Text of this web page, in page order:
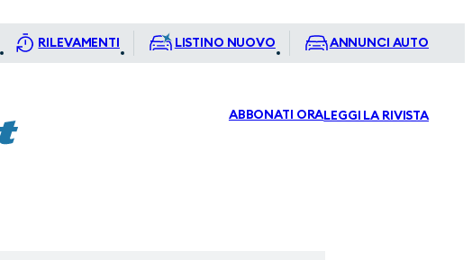
RILEVAMENTI LISTINO NUOVO ANNUNCI AUTO
ABBONATI ORALEGGI LA RIVISTA